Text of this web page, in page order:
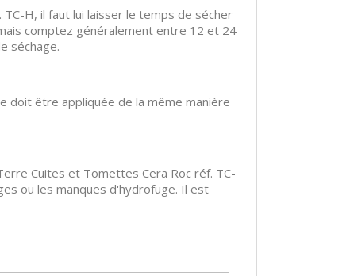
H, il faut lui laisser le temps de sécher
comptez généralement entre 12 et 24
séchage.
doit être appliquée de la même manière
Cuites et Tomettes Cera Roc réf. TC-
ou les manques d'hydrofuge. Il est